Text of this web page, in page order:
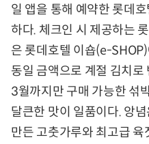
일 앱을 통해 예약한 롯데
하다. 체크인 시 제공하는
은 롯데호텔 이숍(e-
동일 금액으로 계절 김치로
3월까지만 구매 가능한 섞
달큰한 맛이 일품이다. 앙
만든 고춧가루와 최고급 육